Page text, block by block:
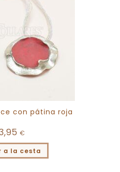
con pátina roja
€
a la cesta